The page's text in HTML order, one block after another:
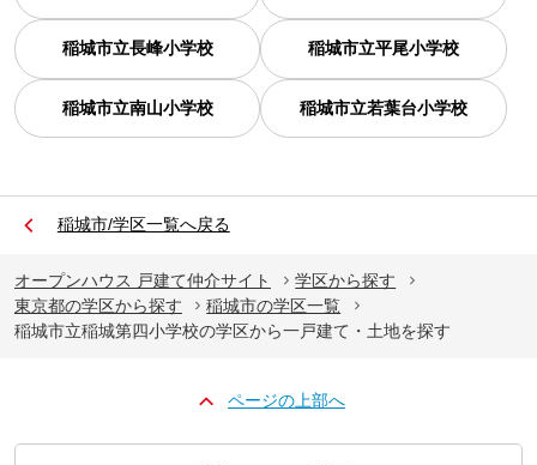
稲城市立長峰小学校 稲城市立平尾小学校
稲城市立南山小学校 稲城市立若葉台小学校
稲城市/学区一覧へ戻る
オープンハウス 戸建て仲介サイト
学区から探す
東京都の学区から探す
稲城市の学区一覧
稲城市立稲城第四小学校の学区から一戸建て・土地を探す
ページの上部へ